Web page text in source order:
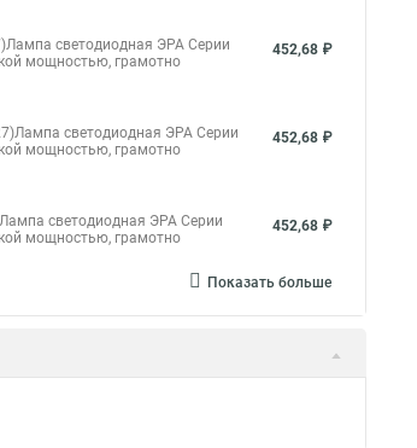
светодиодная ЭРА Серии
мощностью, грамотно
452,68 ₽
светодиодная ЭРА Серии
мощностью, грамотно
452,68 ₽
светодиодная ЭРА Серии
мощностью, грамотно
452,68 ₽
Показать больше